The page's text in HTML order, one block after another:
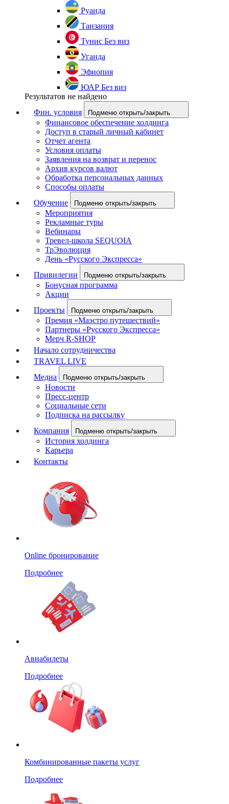
Руанда
Танзания
Тунис Без виз
Уганда
Эфиопия
ЮАР Без виз
Результатов не найдено
Фин. условия
Подменю открыть/закрыть
Финансовое обеспечение холдинга
Доступ в старый личный кабинет
Отчет агента
Условия оплаты
Заявления на возврат и перенос
Архив курсов валют
Обработка персональных данных
Способы оплаты
Обучение
Подменю открыть/закрыть
Мероприятия
Рекламные туры
Вебинары
Тревел-школа SEQUOIA
ТрЭволюция
День «Русского Экспресса»
Привилегии
Подменю открыть/закрыть
Бонусная программа
Акции
Проекты
Подменю открыть/закрыть
Премия «Маэстро путешествий»
Партнеры «Русского Экспресса»
Мерч R-SHOP
Начало сотрудничества
TRAVEL LIVE
Медиа
Подменю открыть/закрыть
Новости
Пресс-центр
Социальные сети
Подписка на рассылку
Компания
Подменю открыть/закрыть
История холдинга
Карьера
Контакты
Online бронирование
Подробнее
Авиабилеты
Подробнее
Комбинированные пакеты услуг
Подробнее